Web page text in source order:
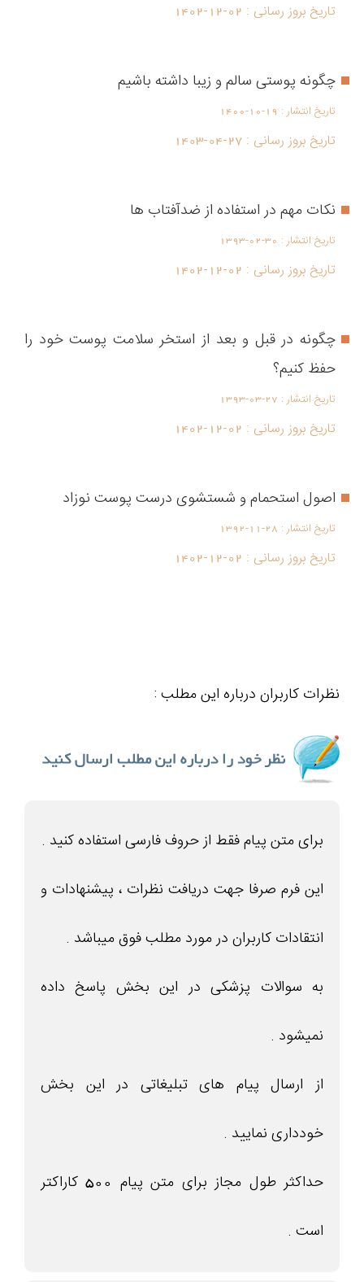
تاریخ بروز رسانی : 1402-12-02
چگونه پوستی سالم و زیبا داشته باشیم
تاریخ انتشار : 1400-10-19
تاریخ بروز رسانی : 1403-04-27
نکات مهم در استفاده از ضدآفتاب ها
تاریخ انتشار : 1393-02-30
تاریخ بروز رسانی : 1402-12-02
چگونه در قبل و بعد از استخر سلامت پوست خود را
حفظ کنیم؟
تاریخ انتشار : 1393-03-27
تاریخ بروز رسانی : 1402-12-02
اصول استحمام و شستشوی درست پوست نوزاد
تاریخ انتشار : 1392-11-28
تاریخ بروز رسانی : 1402-12-02
نظرات کاربران درباره این مطلب :
برای متن پیام فقط از حروف فارسی استفاده کنید .
این فرم صرفا جهت دریافت نظرات ، پیشنهادات و
انتقادات کاربران در مورد مطلب فوق میباشد .
به سوالات پزشکی در این بخش پاسخ داده
نمیشود .
از ارسال پیام های تبلیغاتی در این بخش
خودداری نمایید .
حداکثر طول مجاز برای متن پیام 500 کاراکتر
است .